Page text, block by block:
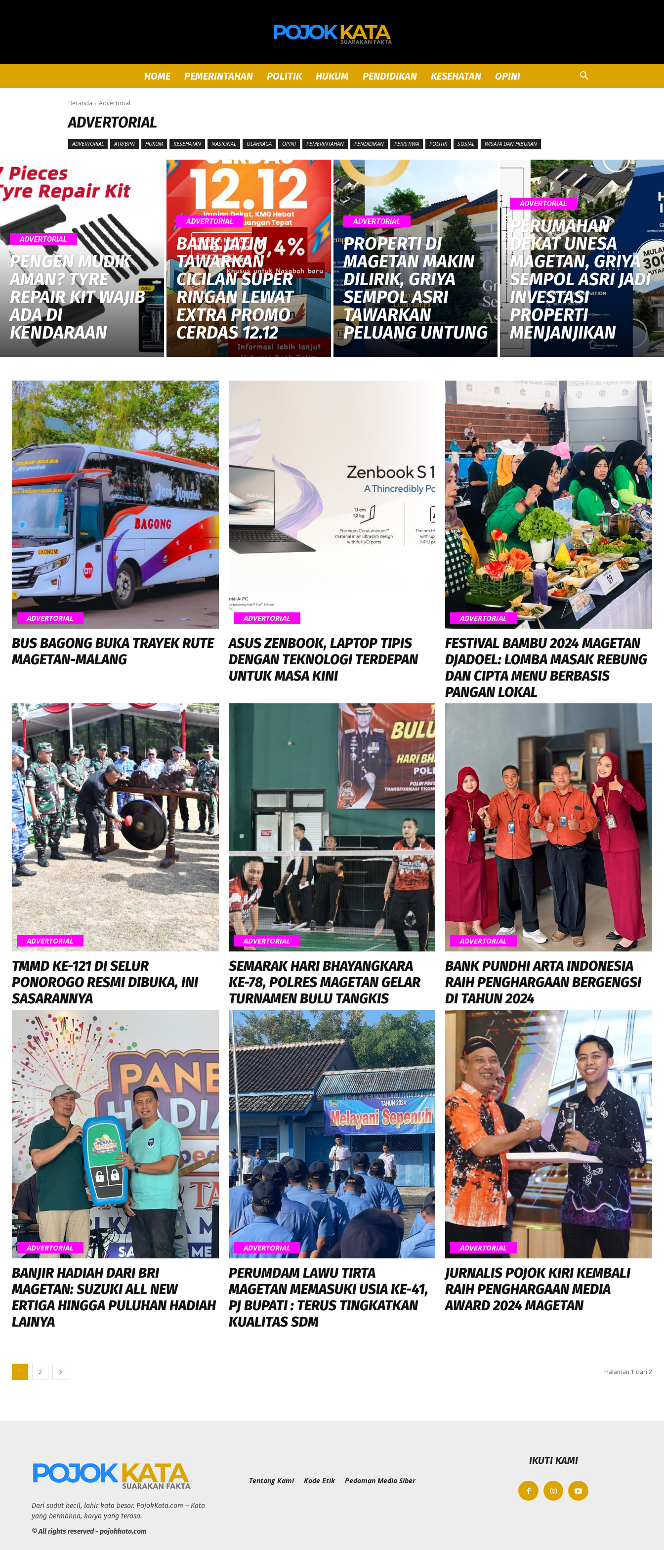
Pojok
Kata
HOME PEMERINTAHAN POLITIK HUKUM PENDIDIKAN KESEHATAN OPINI
Beranda Advertorial
ADVERTORIAL
ADVERTORIAL ATR/BPN HUKUM KESEHATAN NASIONAL OLAHRAGA OPINI PEMERINTAHAN PENDIDIKAN PERISTIWA POLITIK SOSIAL WISATA DAN HIBURAN
ADVERTORIAL
PENGEN MUDIK
AMAN? TYRE
REPAIR KIT WAJIB
ADA DI
KENDARAAN
ADVERTORIAL
BANK JATIM
TAWARKAN
CICILAN SUPER
RINGAN LEWAT
EXTRA PROMO
CERDAS 12.12
ADVERTORIAL
PROPERTI DI
MAGETAN MAKIN
DILIRIK, GRIYA
SEMPOL ASRI
TAWARKAN
PELUANG UNTUNG
ADVERTORIAL
PERUMAHAN
DEKAT UNESA
MAGETAN, GRIYA
SEMPOL ASRI JADI
INVESTASI
PROPERTI
MENJANJIKAN
ADVERTORIAL
BUS BAGONG BUKA TRAYEK RUTE
MAGETAN-MALANG
ADVERTORIAL
ASUS ZENBOOK, LAPTOP TIPIS
DENGAN TEKNOLOGI TERDEPAN
UNTUK MASA KINI
ADVERTORIAL
FESTIVAL BAMBU 2024 MAGETAN
DJADOEL: LOMBA MASAK REBUNG
DAN CIPTA MENU BERBASIS
PANGAN LOKAL
ADVERTORIAL
TMMD KE-121 DI SELUR
PONOROGO RESMI DIBUKA, INI
SASARANNYA
ADVERTORIAL
SEMARAK HARI BHAYANGKARA
KE-78, POLRES MAGETAN GELAR
TURNAMEN BULU TANGKIS
ADVERTORIAL
BANK PUNDHI ARTA INDONESIA
RAIH PENGHARGAAN BERGENGSI
DI TAHUN 2024
ADVERTORIAL
BANJIR HADIAH DARI BRI
MAGETAN: SUZUKI ALL NEW
ERTIGA HINGGA PULUHAN HADIAH
LAINYA
ADVERTORIAL
PERUMDAM LAWU TIRTA
MAGETAN MEMASUKI USIA KE-41,
PJ BUPATI : TERUS TINGKATKAN
KUALITAS SDM
ADVERTORIAL
JURNALIS POJOK KIRI KEMBALI
RAIH PENGHARGAAN MEDIA
AWARD 2024 MAGETAN
1 2 Halaman 1 dari 2
Dari sudut kecil, lahir kata besar. PojokKata.com – Kata
yang bermakna, karya yang terasa.
© All rights reserved - pojokkata.com
Tentang Kami Kode Etik Pedoman Media Siber
IKUTI KAMI